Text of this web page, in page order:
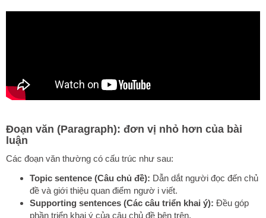
Đoạn văn (Paragraph): đơn vị nhỏ hơn của bài
luận
Các đoạn văn thường có cấu trúc như sau:
Topic sentence (Câu chủ đề): Dẫn dắt người đọc đến chủ
đề và giới thiệu quan điểm ngườ i viết.
Supporting sentences (Các câu triển khai ý): Đều góp
phần triển khai ý của câu chủ đề bên trên.